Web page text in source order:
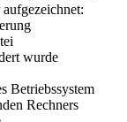
wurde
Betriebssystem
Rechners